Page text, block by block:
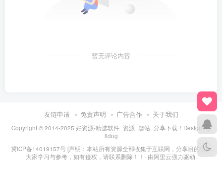
暂无评论内容
友链申请 免责声明 广告合作 关于我们
Copyright © 2014-2025 好资源-精选软件_资源_趣站_分享下载！Design By
itdog
冀ICP备14019157号[声明：本站所有资源全部收集于互联网，分享目的仅供
大家学习与参考，如有侵权，请联系删除！！· 由阿里云强力驱动.